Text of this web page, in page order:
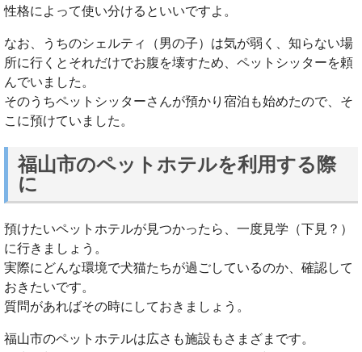
性格によって使い分けるといいですよ。
なお、うちのシェルティ（男の子）は気が弱く、知らない場
所に行くとそれだけでお腹を壊すため、ペットシッターを頼
んでいました。
そのうちペットシッターさんが預かり宿泊も始めたので、そ
こに預けていました。
福山市のペットホテルを利用する際
に
預けたいペットホテルが見つかったら、一度見学（下見？）
に行きましょう。
実際にどんな環境で犬猫たちが過ごしているのか、確認して
おきたいです。
質問があればその時にしておきましょう。
福山市のペットホテルは広さも施設もさまざまです。